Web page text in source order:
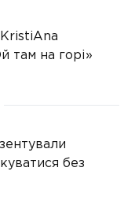
KristiAna
там на горі»
без